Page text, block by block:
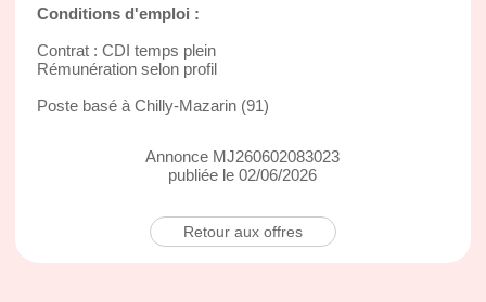
Conditions d'emploi :
Contrat : CDI temps plein
Rémunération selon profil
Poste basé à Chilly-Mazarin (91)
Annonce MJ260602083023
publiée le 02/06/2026
Retour aux offres